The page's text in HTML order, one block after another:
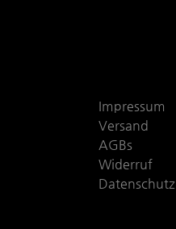
Impressum
Versand
AGBs
Widerruf
Datenschutz